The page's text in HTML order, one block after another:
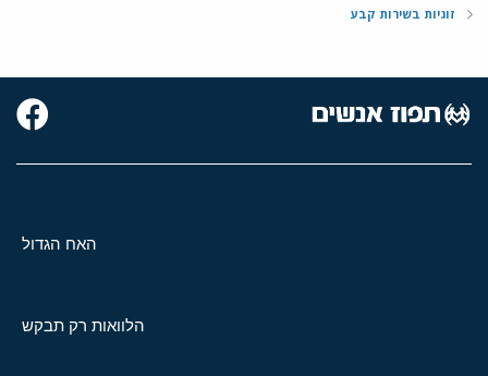
:
זוגיות בשירות קבע
האח הגדול
הלוואות רק תבקש